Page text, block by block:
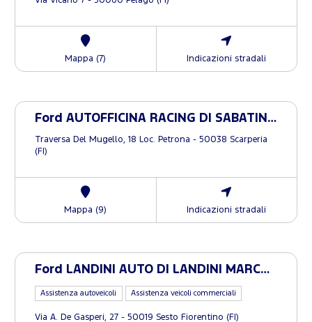
Mappa (7) Indicazioni stradali
Ford AUTOFFICINA RACING DI SABATINI L. & C. S.R.L.
Traversa Del Mugello, 18 Loc. Petrona - 50038 Scarperia
(FI)
Mappa (9) Indicazioni stradali
Ford LANDINI AUTO DI LANDINI MARCO E MIRCO S.N.C.
Assistenza autoveicoli Assistenza veicoli commerciali
Via A. De Gasperi, 27 - 50019 Sesto Fiorentino (FI)